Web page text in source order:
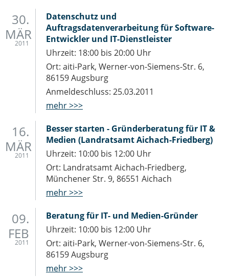
Start-Up Augsburg
30.
MÄR
2011
Datenschutz und
Auftragsdatenverarbeitung für Software-
Entwickler und IT-Dienstleister
Uhrzeit: 18:00 bis 20:00 Uhr
Ort: aiti-Park, Werner-von-Siemens-Str. 6,
86159 Augsburg
Anmeldeschluss: 25.03.2011
mehr >>>
16.
MÄR
2011
Besser starten - Gründerberatung für IT &
Medien (Landratsamt Aichach-Friedberg)
Uhrzeit: 10:00 bis 12:00 Uhr
Ort: Landratsamt Aichach-Friedberg,
Münchener Str. 9, 86551 Aichach
mehr >>>
09.
FEB
2011
Beratung für IT- und Medien-Gründer
Uhrzeit: 10:00 bis 12:00 Uhr
Ort: aiti-Park, Werner-von-Siemens-Str. 6,
86159 Augsburg
mehr >>>